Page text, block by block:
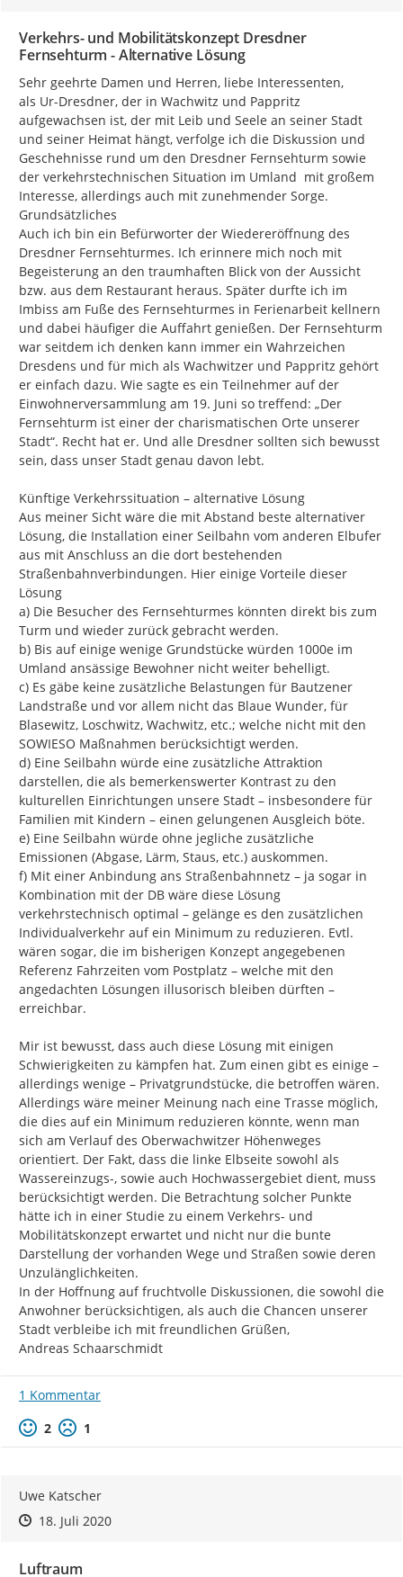
Verkehrs- und Mobilitätskonzept Dresdner
Fernsehturm - Alternative Lösung
Sehr geehrte Damen und Herren, liebe Interessenten,
als Ur-Dresdner, der in Wachwitz und Pappritz
aufgewachsen ist, der mit Leib und Seele an seiner Stadt
und seiner Heimat hängt, verfolge ich die Diskussion und
Geschehnisse rund um den Dresdner Fernsehturm sowie
der verkehrstechnischen Situation im Umland  mit großem
Interesse, allerdings auch mit zunehmender Sorge.
Grundsätzliches
Auch ich bin ein Befürworter der Wiedereröffnung des
Dresdner Fernsehturmes. Ich erinnere mich noch mit
Begeisterung an den traumhaften Blick von der Aussicht
bzw. aus dem Restaurant heraus. Später durfte ich im
Imbiss am Fuße des Fernsehturmes in Ferienarbeit kellnern
und dabei häufiger die Auffahrt genießen. Der Fernsehturm
war seitdem ich denken kann immer ein Wahrzeichen
Dresdens und für mich als Wachwitzer und Pappritz gehört
er einfach dazu. Wie sagte es ein Teilnehmer auf der
Einwohnerversammlung am 19. Juni so treffend: „Der
Fernsehturm ist einer der charismatischen Orte unserer
Stadt“. Recht hat er. Und alle Dresdner sollten sich bewusst
sein, dass unser Stadt genau davon lebt.
Künftige Verkehrssituation – alternative Lösung
Aus meiner Sicht wäre die mit Abstand beste alternativer
Lösung, die Installation einer Seilbahn vom anderen Elbufer
aus mit Anschluss an die dort bestehenden
Straßenbahnverbindungen. Hier einige Vorteile dieser
Lösung
a) Die Besucher des Fernsehturmes könnten direkt bis zum
Turm und wieder zurück gebracht werden.
b) Bis auf einige wenige Grundstücke würden 1000e im
Umland ansässige Bewohner nicht weiter behelligt.
c) Es gäbe keine zusätzliche Belastungen für Bautzener
Landstraße und vor allem nicht das Blaue Wunder, für
Blasewitz, Loschwitz, Wachwitz, etc.; welche nicht mit den
SOWIESO Maßnahmen berücksichtigt werden.
d) Eine Seilbahn würde eine zusätzliche Attraktion
darstellen, die als bemerkenswerter Kontrast zu den
kulturellen Einrichtungen unsere Stadt – insbesondere für
Familien mit Kindern – einen gelungenen Ausgleich böte.
e) Eine Seilbahn würde ohne jegliche zusätzliche
Emissionen (Abgase, Lärm, Staus, etc.) auskommen.
f) Mit einer Anbindung ans Straßenbahnnetz – ja sogar in
Kombination mit der DB wäre diese Lösung
verkehrstechnisch optimal – gelänge es den zusätzlichen
Individualverkehr auf ein Minimum zu reduzieren. Evtl.
wären sogar, die im bisherigen Konzept angegebenen
Referenz Fahrzeiten vom Postplatz – welche mit den
angedachten Lösungen illusorisch bleiben dürften –
erreichbar.
Mir ist bewusst, dass auch diese Lösung mit einigen
Schwierigkeiten zu kämpfen hat. Zum einen gibt es einige –
allerdings wenige – Privatgrundstücke, die betroffen wären.
Allerdings wäre meiner Meinung nach eine Trasse möglich,
die dies auf ein Minimum reduzieren könnte, wenn man
sich am Verlauf des Oberwachwitzer Höhenweges
orientiert. Der Fakt, dass die linke Elbseite sowohl als
Wassereinzugs-, sowie auch Hochwassergebiet dient, muss
berücksichtigt werden. Die Betrachtung solcher Punkte
hätte ich in einer Studie zu einem Verkehrs- und
Mobilitätskonzept erwartet und nicht nur die bunte
Darstellung der vorhanden Wege und Straßen sowie deren
Unzulänglichkeiten.
In der Hoffnung auf fruchtvolle Diskussionen, die sowohl die
Anwohner berücksichtigen, als auch die Chancen unserer
Stadt verbleibe ich mit freundlichen Grüßen,
Andreas Schaarschmidt
1 Kommentar
Positive Bewertung
2 Negative Bewertung
1
Uwe Katscher
Zeitpunkt des Erstellens
Zeitpunkt des Erstellens
18. Juli 2020Zur Äußerung
Luftraum